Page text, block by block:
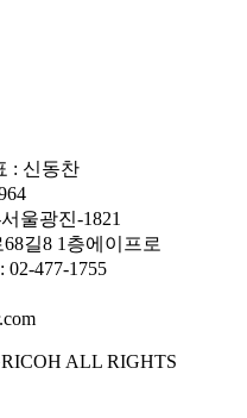
: 신동찬
울광진-1821
길8 1층에이프로
02-477-1755
ALL RIGHTS